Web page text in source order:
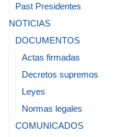
Past Presidentes
NOTICIAS
DOCUMENTOS
Actas firmadas
Decretos supremos
Leyes
Normas legales
COMUNICADOS